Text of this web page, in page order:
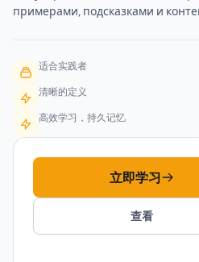
примерами, подсказками и
适合实践者
清晰的定义
高效学习，持久记忆
立即学习
查看